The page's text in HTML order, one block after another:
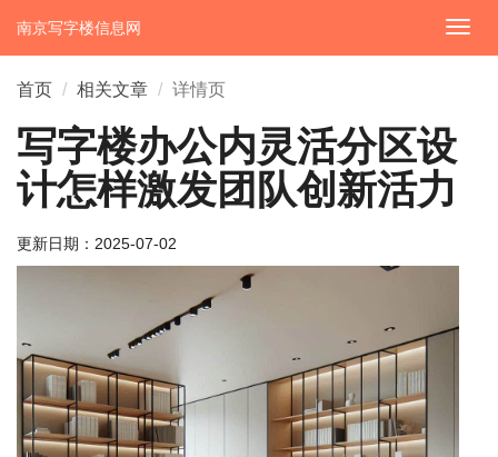
切
换
南京写字楼信息网
首页 相关文章 详情页
写字楼办公内灵活分区设
计怎样激发团队创新活力
更新日期： 2025-07-02